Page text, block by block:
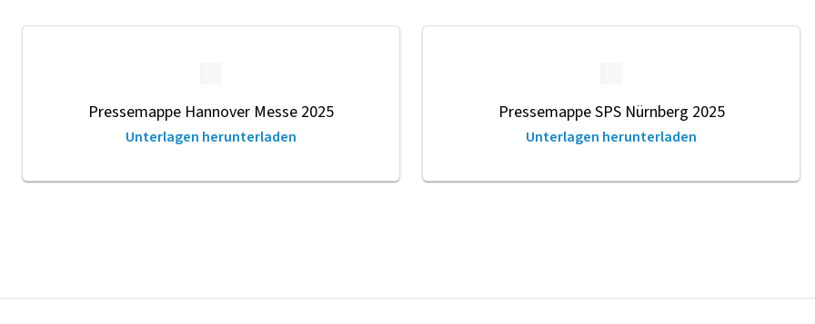
Pressemappe Hannover Messe 2025
Unterlagen herunterladen
Pressemappe SPS Nürnberg 2025
Unterlagen herunterladen